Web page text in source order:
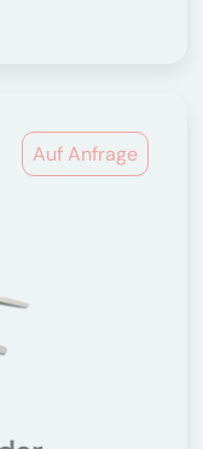
Auf Anfrage